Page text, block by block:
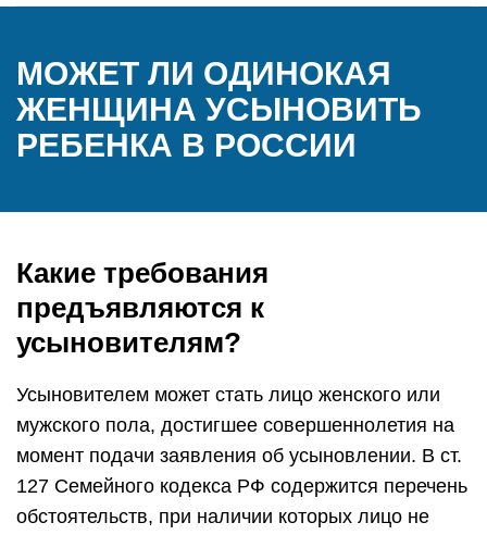
МОЖЕТ ЛИ ОДИНОКАЯ
ЖЕНЩИНА УСЫНОВИТЬ
РЕБЕНКА В РОССИИ
Какие требования
предъявляются к
усыновителям?
Усыновителем может стать лицо женского или
мужского пола, достигшее совершеннолетия на
момент подачи заявления об усыновлении. В ст.
127 Семейного кодекса РФ содержится перечень
обстоятельств, при наличии которых лицо не